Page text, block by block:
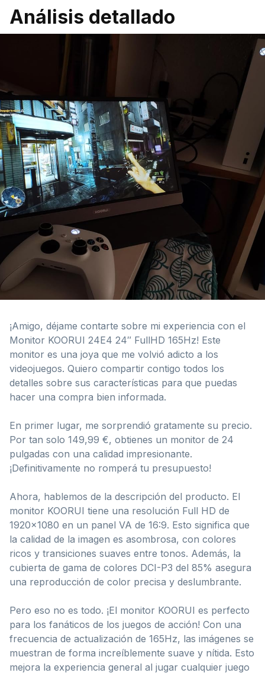
Análisis detallado
¡Amigo, déjame contarte sobre mi experiencia con el
Monitor KOORUI 24E4 24″ FullHD 165Hz! Este
monitor es una joya que me volvió adicto a los
videojuegos. Quiero compartir contigo todos los
detalles sobre sus características para que puedas
hacer una compra bien informada.
En primer lugar, me sorprendió gratamente su precio.
Por tan solo 149,99 €, obtienes un monitor de 24
pulgadas con una calidad impresionante.
¡Definitivamente no romperá tu presupuesto!
Ahora, hablemos de la descripción del producto. El
monitor KOORUI tiene una resolución Full HD de
1920×1080 en un panel VA de 16:9. Esto significa que
la calidad de la imagen es asombrosa, con colores
ricos y transiciones suaves entre tonos. Además, la
cubierta de gama de colores DCI-P3 del 85% asegura
una reproducción de color precisa y deslumbrante.
Pero eso no es todo. ¡El monitor KOORUI es perfecto
para los fanáticos de los juegos de acción! Con una
frecuencia de actualización de 165Hz, las imágenes se
muestran de forma increíblemente suave y nítida. Esto
mejora la experiencia general al jugar cualquier juego